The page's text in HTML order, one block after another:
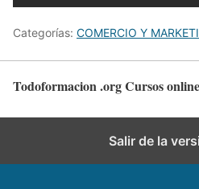
Categorías: COMERCIO Y
Todoformacion .org Cursos
Salir de la